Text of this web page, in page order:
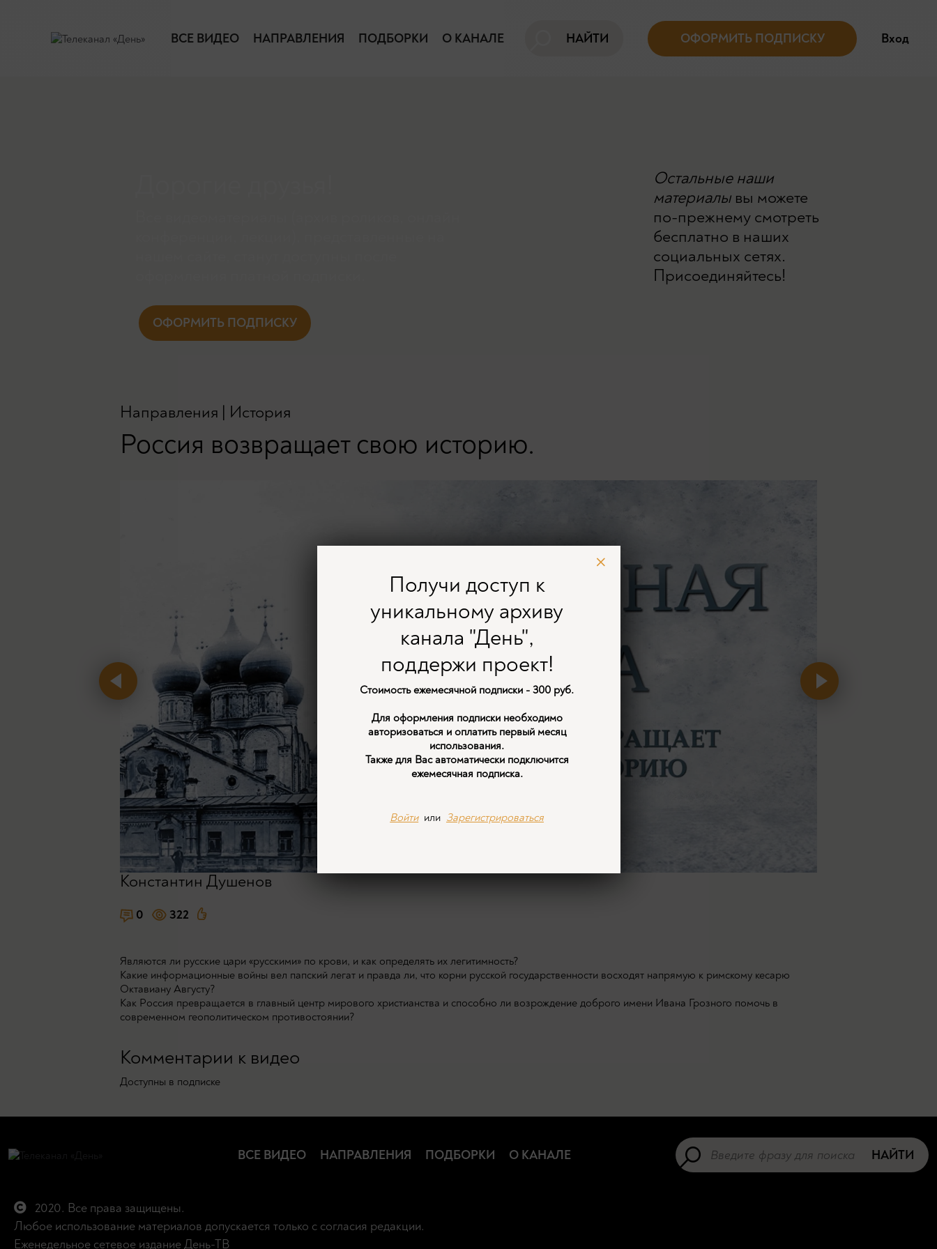
ВСЕ ВИДЕО НАПРАВЛЕНИЯ ПОДБОРКИ О КАНАЛЕ НАЙТИ ОФОРМИТЬ ПОДПИСКУ Вход
ОФОРМИТЬ ПОДПИСКУ
Остальные наши
материалы вы можете
по-прежнему смотреть
бесплатно в наших
социальных сетях.
Присоединяйтесь!
Направления История
Россия возвращает свою историю.
Константин Душенов
0 322
Являются ли русские цари «русскими» по крови, и как определять их легитимность?
Какие информационные войны вел папский легат и правда ли, что корни русской государственности восходят напрямую к римскому кесарю
Октавиану Августу?
Как Россия превращается в главный центр мирового христианства и способно ли возрождение доброго имени Ивана Грозного помочь в
современном геополитическом противостоянии?
Комментарии к видео
Доступны в подписке
ВСЕ ВИДЕО НАПРАВЛЕНИЯ ПОДБОРКИ О КАНАЛЕ НАЙТИ
2020. Все права защищены.
Любое использование материалов допускается только с согласия редакции.
Еженедельное сетевое издание День-ТВ
Получи доступ к
уникальному архиву
канала "День",
поддержи проект!
Стоимость ежемесячной подписки - 300 руб.
Для оформления подписки необходимо
авторизоваться и оплатить первый месяц
использования.
Также для Вас автоматически подключится
ежемесячная подписка.
Войти или Зарегистрироваться